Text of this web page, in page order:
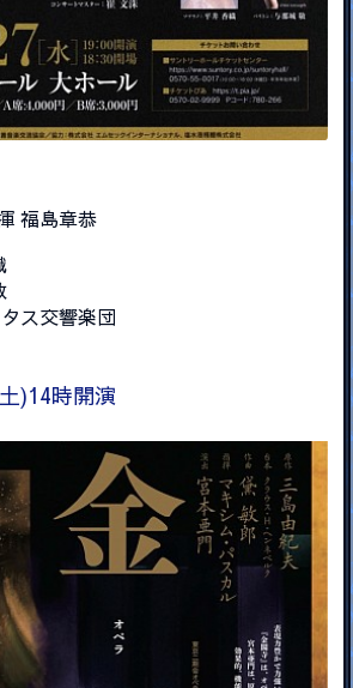
福島章恭
ス交響楽団
)14時開演